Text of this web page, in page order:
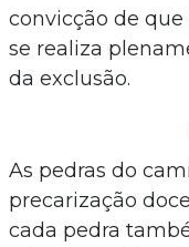
convicção de
se realiza
da exclusão.
As pedras do
precarização
cada pedra